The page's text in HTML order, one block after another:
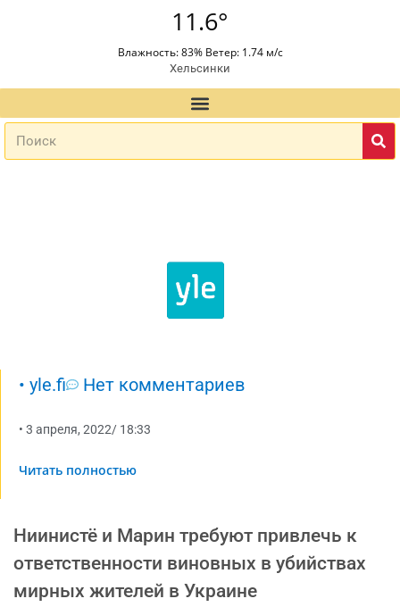
11.6°
Влажность: 83% Ветер: 1.74 м/с
Хельсинки
• yle.fi Нет комментариев
• 3 апреля, 2022/ 18:33
Читать полностью
Ниинистё и Марин требуют привлечь к
ответственности виновных в убийствах
мирных жителей в Украине